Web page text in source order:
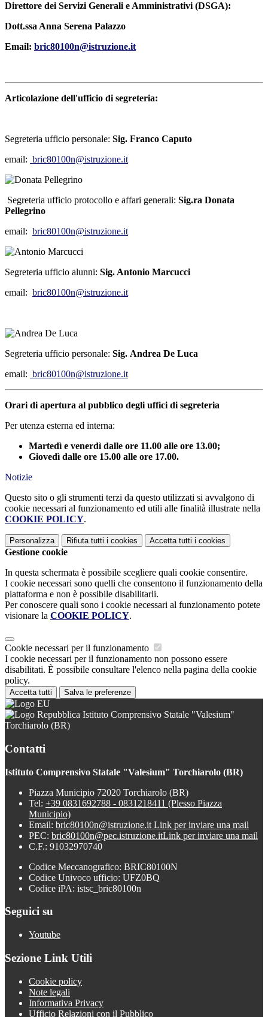
Direttore dei Servizi Generali e Amministrativi (DSGA):
Dott.ssa Anna Serena Palazzo
Email: bric80100n@istruzione.it
Articolazione dell'ufficio di segreteria:
Segreteria ufficio personale: Sig. Franco Caputo
email: bric80100n@istruzione.it
Segreteria ufficio protocollo e affari generali: Sig.ra Donata
Pellegrino
email: bric80100n@istruzione.it
Segreteria ufficio alunni: Sig. Antonio Marcucci
email: bric80100n@istruzione.it
Segreteria ufficio personale: Sig. Andrea De Luca
email: bric80100n@istruzione.it
Orari di apertura al pubblico degli uffici di segreteria
Per utenza esterna ed interna:
Martedì e venerdì dalle ore 11.00 alle ore 13.00;
Giovedì dalle ore 15.00 alle ore 17.00.
Notizie
Questo sito o gli strumenti terzi da questo utilizzati si avvalgono di
cookie necessari al funzionamento ed utili alle finalità illustrate nella
COOKIE POLICY.
Personalizza Rifiuta tutti i cookies Accetta tutti i cookies
Gestione cookie
In questa schermata è possibile scegliere quali cookie consentire.
I cookie necessari sono quelli che consentono il funzionamento della
piattaforma e non è possibile disabilitarli.
Per conoscere quali sono i cookie necessari al funzionamento potete
visionare la COOKIE POLICY.
Cookie necessari per il funzionamento
I cookie necessari per il funzionamento non possono essere
disabilitati. È possibile consultare l'elenco nella pagina della cookie
policy.
Accetta tutti Salva le preferenze
Istituto Comprensivo Statale "Valesium"
Torchiarolo (BR)
Contatti
Istituto Comprensivo Statale "Valesium" Torchiarolo (BR)
Piazza Municipio 72020 Torchiarolo (BR)
Tel: +39 0831692788 - 0831218411 (Plesso Piazza
Municipio)
Email: bric80100n@istruzione.it Link per inviare una mail
PEC: bric80100n@pec.istruzione.itLink per inviare una mail
C.F.: 91032970740
Codice Meccanografico: BRIC80100N
Codice Univoco ufficio: UFZ0BQ
Codice iPA: istsc_bric80100n
Seguici su
Youtube
Sezione Link Utili
Cookie policy
Note legali
Informativa Privacy
Ufficio Relazioni con il Pubblico